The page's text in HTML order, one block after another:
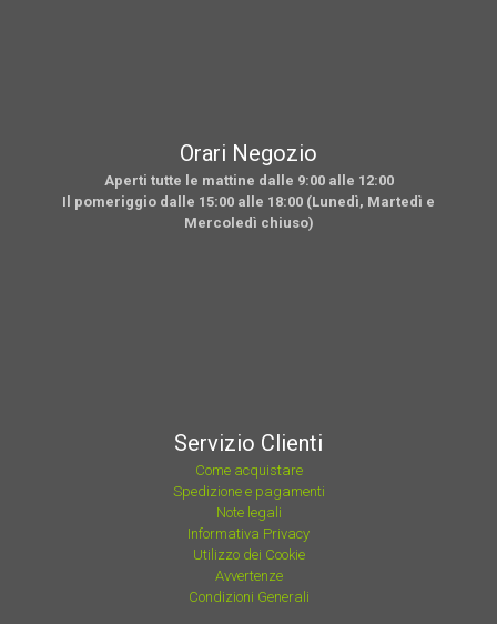
Orari Negozio
Aperti tutte le mattine dalle 9:00 alle 12:00
Il pomeriggio dalle 15:00 alle 18:00 (Lunedì, Martedì e
Mercoledì chiuso)
Servizio Clienti
Come acquistare
Spedizione e pagamenti
Note legali
Informativa Privacy
Utilizzo dei Cookie
Avvertenze
Condizioni Generali